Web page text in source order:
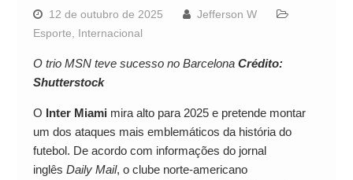
12 de outubro de 2025
Jefferson W
Esporte
Internacional
O trio MSN teve sucesso no Barcelona Crédito:
Shutterstock
O Inter Miami mira alto para 2025 e pretende montar
um dos ataques mais emblemáticos da história do
futebol. De acordo com informações do jornal
inglês Daily Mail, o clube norte-americano